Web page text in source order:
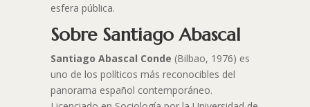
esfera pública.
Sobre Santiago Abascal
Santiago Abascal Conde (Bilbao, 1976) es
uno de los políticos más reconocibles del
panorama español contemporáneo.